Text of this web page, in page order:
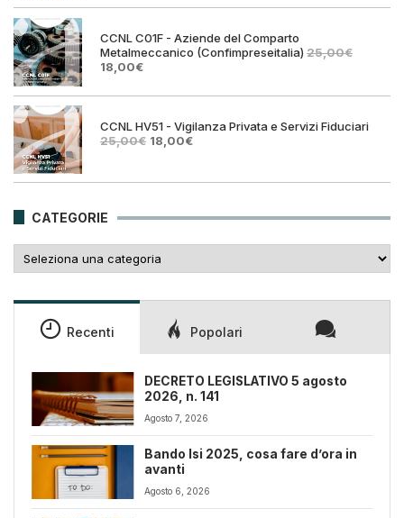
era:
è:
CCNL C01F - Aziende del Comparto
Metalmeccanico (Confimpreseitalia) 25,00€
Il
originale
25,00€.
18,00€Il
attuale
18,00€.
CCNL HV51 - Vigilanza Privata e Servizi Fiduciari
25,00€ Il
era:
18,00€Il
è:
CATEGORIE
Recenti Popolari
DECRETO LEGISLATIVO 5 agosto
2026, n. 141
Agosto 7, 2026
Bando Isi 2025, cosa fare d’ora in
avanti
Agosto 6, 2026